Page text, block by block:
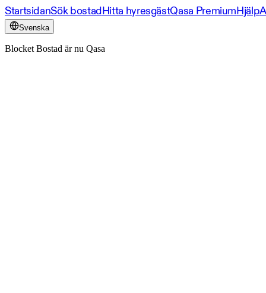
StartsidanSök bostadHitta hyresgästQasa PremiumHjälp
Svenska
Blocket Bostad är nu Qasa